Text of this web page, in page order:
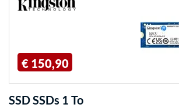
€ 150,90
SSD SSDs 1 To